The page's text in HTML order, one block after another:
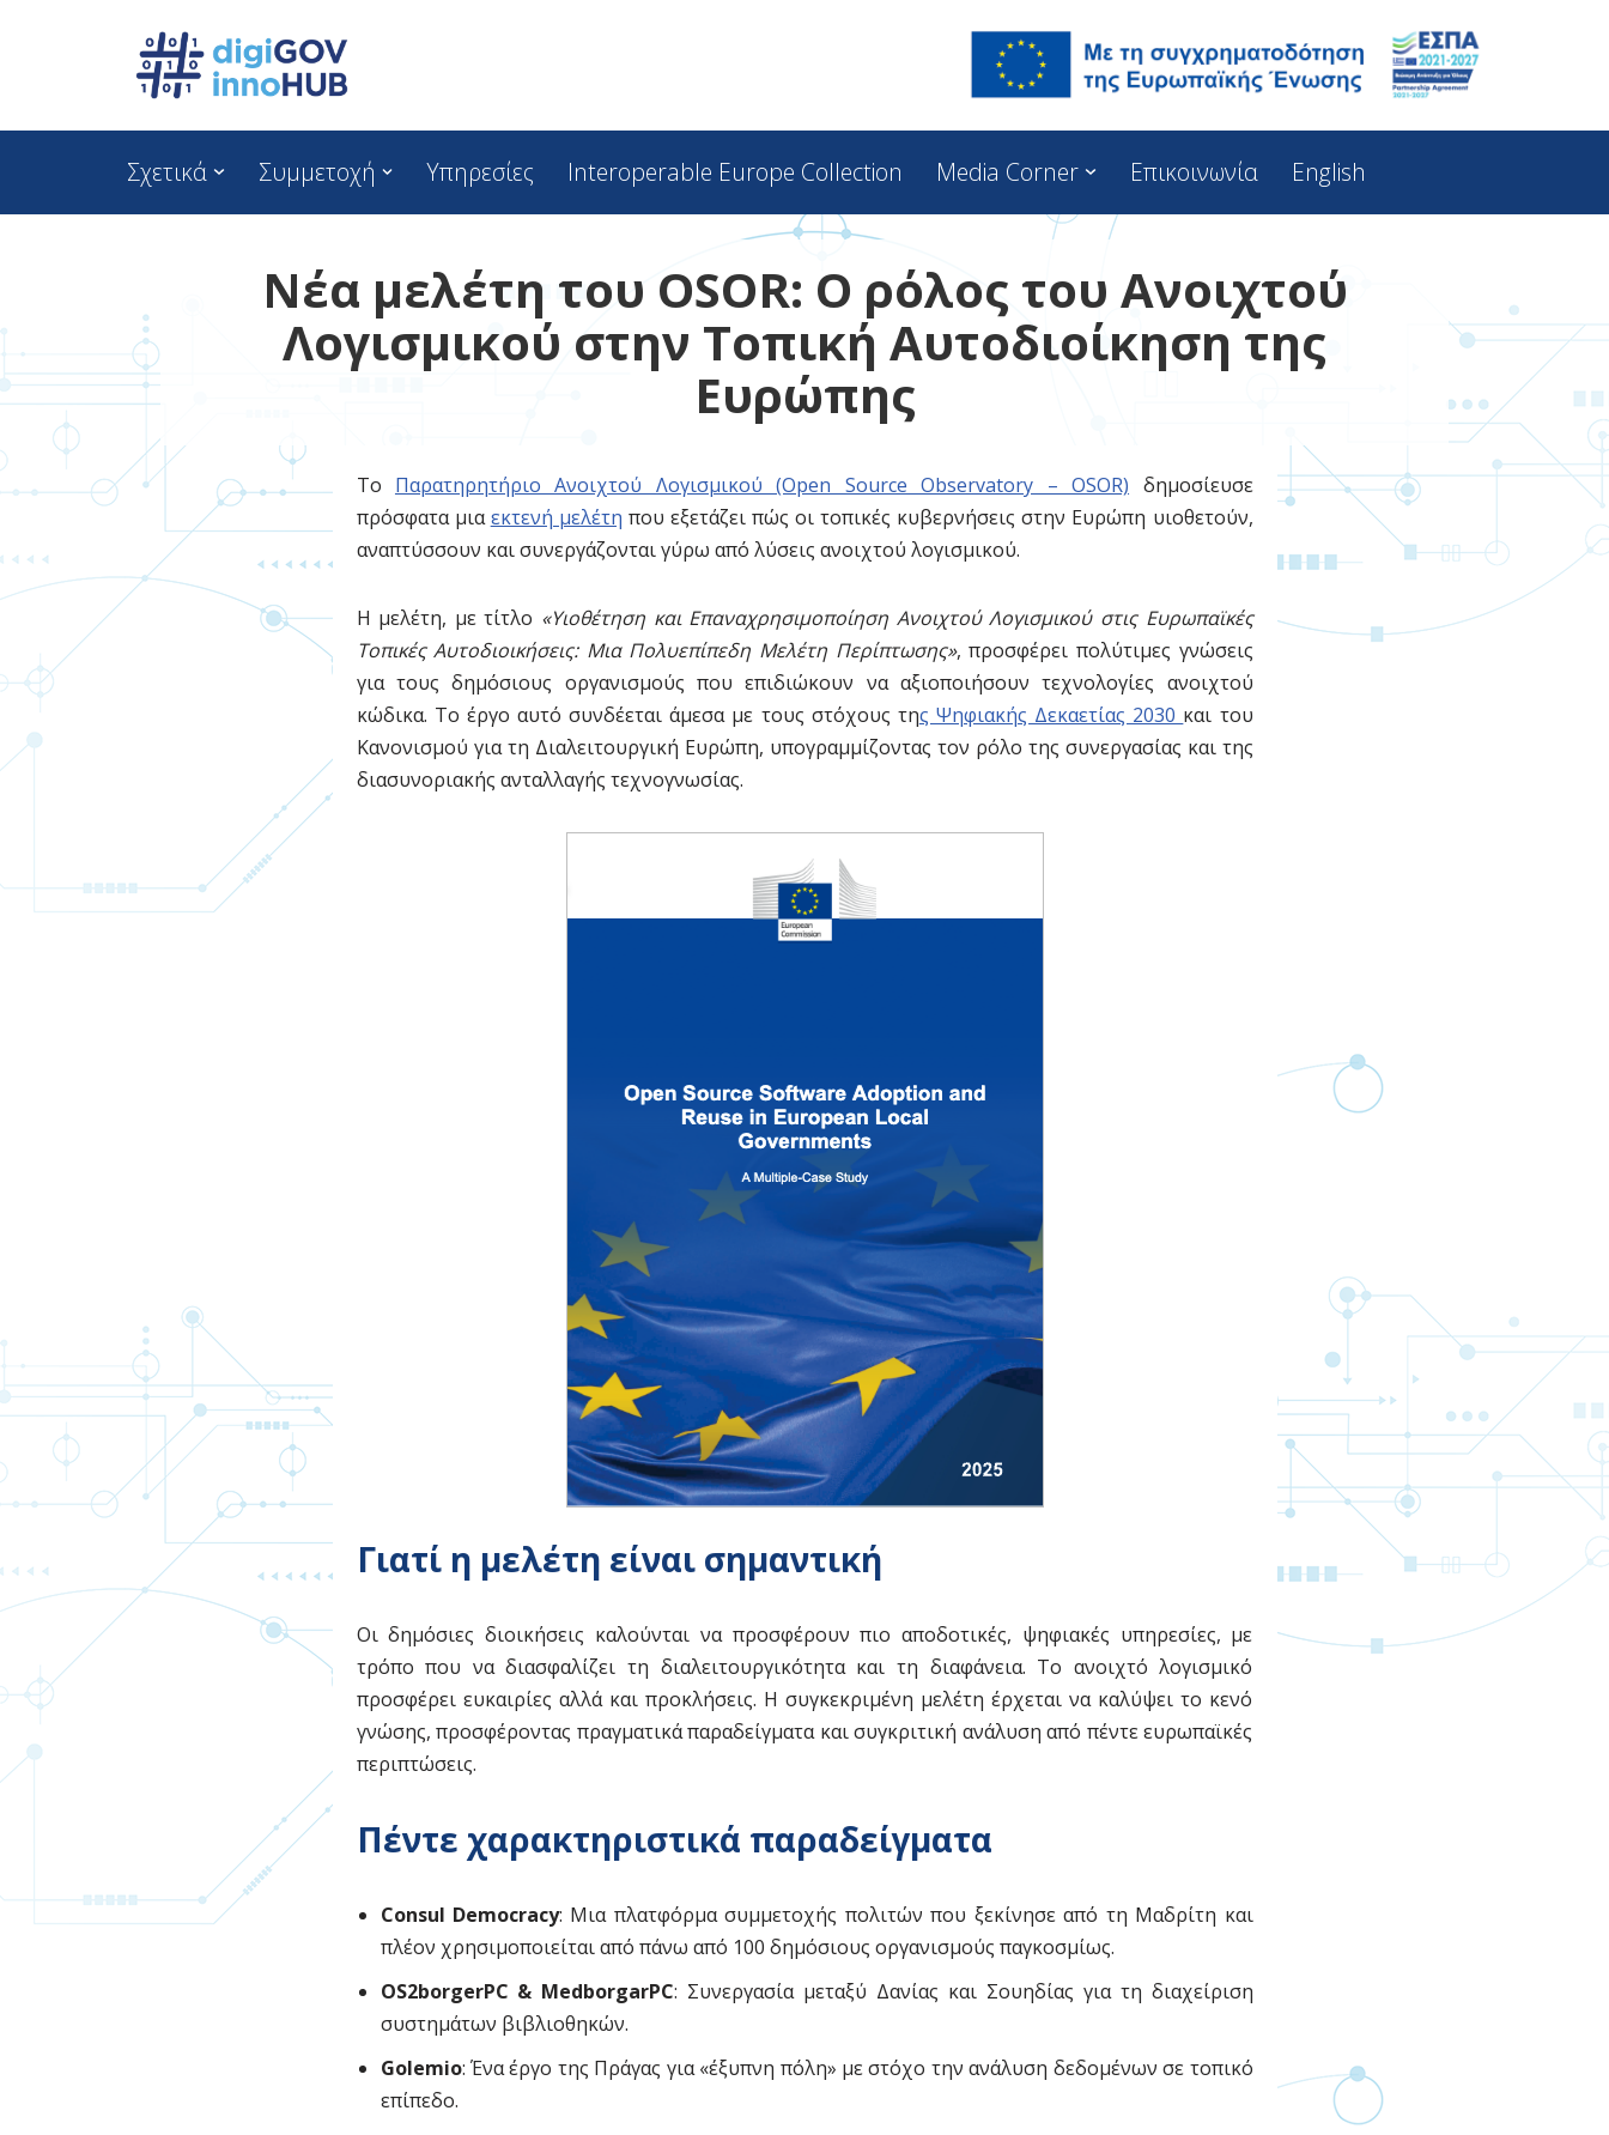
content
Σχετικά Συμμετοχή Υπηρεσίες Interoperable Europe Collection Media Corner Επικοινωνία English
Νέα μελέτη του OSOR: Ο ρόλος του Ανοιχτού
Λογισμικού στην Τοπική Αυτοδιοίκηση της
Ευρώπης
Το Παρατηρητήριο Ανοιχτού Λογισμικού (Open Source Observatory – OSOR) δημοσίευσε
πρόσφατα μιαεκτενή μελέτη που εξετάζει πώς οι τοπικές κυβερνήσεις στην Ευρώπη υιοθετούν,
αναπτύσσουν και συνεργάζονται γύρω από λύσεις ανοιχτού λογισμικού.
Η μελέτη, με τίτλο «Υιοθέτηση και Επαναχρησιμοποίηση Ανοιχτού Λογισμικού στις Ευρωπαϊκές
Τοπικές Αυτοδιοικήσεις: Μια Πολυεπίπεδη Μελέτη Περίπτωσης», προσφέρει πολύτιμες γνώσεις
για τους δημόσιους οργανισμούς που επιδιώκουν να αξιοποιήσουν τεχνολογίες ανοιχτού
κώδικα. Το έργο αυτό συνδέεται άμεσα με τους στόχους της Ψηφιακής Δεκαετίας 2030 και του
Κανονισμού για τη Διαλειτουργική Ευρώπη, υπογραμμίζοντας τον ρόλο της συνεργασίας και της
διασυνοριακής ανταλλαγής τεχνογνωσίας.
Γιατί η μελέτη είναι σημαντική
Οι δημόσιες διοικήσεις καλούνται να προσφέρουν πιο αποδοτικές, ψηφιακές υπηρεσίες, με
τρόπο που να διασφαλίζει τη διαλειτουργικότητα και τη διαφάνεια. Το ανοιχτό λογισμικό
προσφέρει ευκαιρίες αλλά και προκλήσεις. Η συγκεκριμένη μελέτη έρχεται να καλύψει το κενό
γνώσης, προσφέροντας πραγματικά παραδείγματα και συγκριτική ανάλυση από πέντε ευρωπαϊκές
περιπτώσεις.
Πέντε χαρακτηριστικά παραδείγματα
Consul Democracy: Μια πλατφόρμα συμμετοχής πολιτών που ξεκίνησε από τη Μαδρίτη και
πλέον χρησιμοποιείται από πάνω από 100 δημόσιους οργανισμούς παγκοσμίως.
OS2borgerPC & MedborgarPC: Συνεργασία μεταξύ Δανίας και Σουηδίας για τη διαχείριση
συστημάτων βιβλιοθηκών.
Golemio: Ένα έργο της Πράγας για «έξυπνη πόλη» με στόχο την ανάλυση δεδομένων σε τοπικό
επίπεδο.